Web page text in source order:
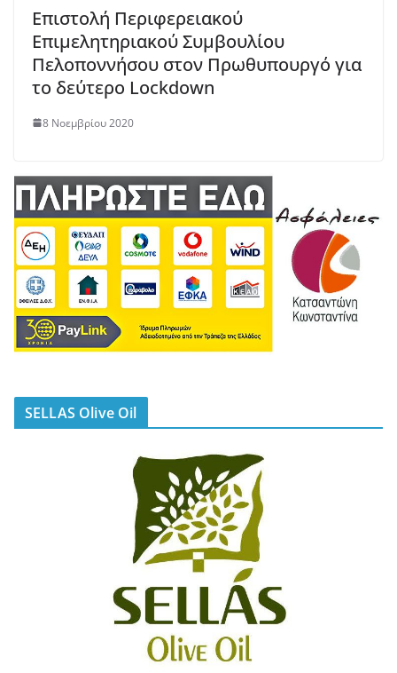
Επιστολή Περιφερειακού
Επιμελητηριακού Συμβουλίου
Πελοποννήσου στον Πρωθυπουργό για
το δεύτερο Lockdown
8 Νοεμβρίου 2020
SELLAS Olive Oil